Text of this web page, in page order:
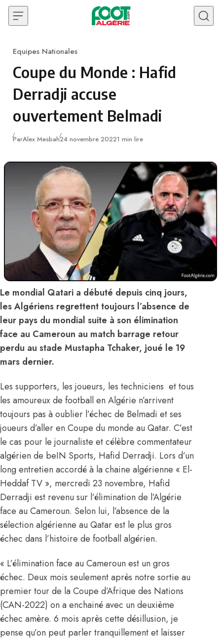
Skip to content
Category
Equipes Nationales
Coupe du Monde : Hafid
Derradji accuse
ouvertement Belmadi
ParAlex MesbahPublié
24 novembre 20221 min lire
Le mondial Qatari a débuté depuis cinq jours,
les Algériens regrettent toujours l’absence de
leur pays du mondial suite à son élimination
face au Cameroun au match barrage retour
perdu au stade Mustapha Tchaker, joué le 19
mars dernier.
Les supporters, les joueurs, les techniciens et tous
les amoureux de football en Algérie n’arrivent
toujours pas à oublier l’échec de Belmadi et ses
joueurs d’aller en Coupe du monde au Qatar. C’est
le cas pour le journaliste et célèbre commentateur
algérien de beIN Sports, Hafid Derradji. Lors d’un
long entretien accordé à la chaine algérienne « El-
Heddaf TV », mercredi 23 novembre, Hafid
Derradji est revenu sur l’élimination de l’Algérie
face au Cameroun. Selon lui, l’absence de la
sélection algérienne au Qatar est le plus gros
échec dans l’histoire de football algérien.
« L’élimination face au Cameroun est un gros
échec. Deux mois seulement après notre sortie au
premier tour de la Coupe d’Afrique des Nations
(CAN-2022) on a enchainé avec un deuxième
échec amère. 6 mois après cette désillusion, je
pense qu’on peut parler tranquillement et laisser